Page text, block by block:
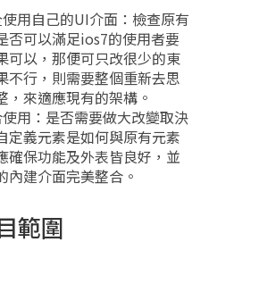
用自己的UI介面：檢查原有
否可以滿足ios7的使用者要
可以，那便可只改很少的東
不行，則需要整個重新去思
，來適應現有的架構。
用：是否需要做大改變取決
定義元素是如何與原有元素
確保功能及外表皆良好，並
內建介面完美整合。
範圍